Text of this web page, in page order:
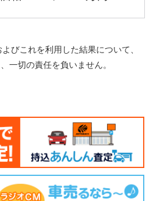
びこれを利用した結果について、
一切の責任を負いません。